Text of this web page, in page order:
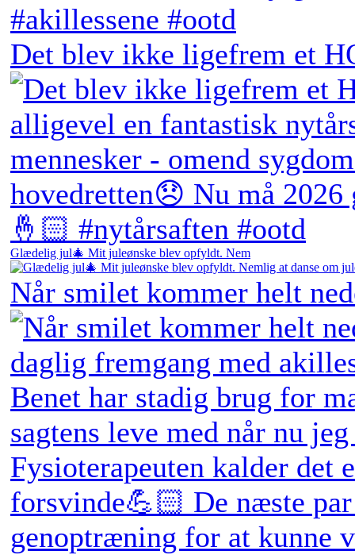
Det blev ikke ligefrem et
Glædelig jul🎄 Mit juleønske blev opfyldt. Nem
Når smilet kommer helt